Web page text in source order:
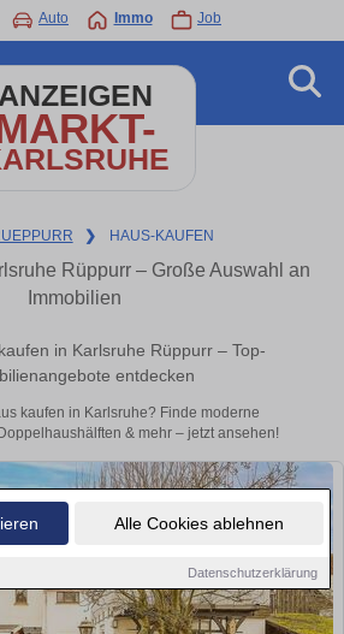
Alle Cookies ablehnen
Datenschutzerklärung
Auto Immo Job
ANZEIGEN
❯ HAUS-KAUFEN
Rüppurr – Große Auswahl an
Immobilien
in Karlsruhe Rüppurr – Top-
entdecken
kaufen in Karlsruhe? Finde moderne
& mehr – jetzt ansehen!